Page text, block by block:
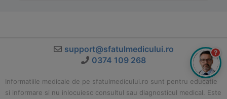
support@sfatulmedicului.ro
0374 109 268
Informatiile medicale de pe sfatulmedicului.ro sunt pentru educatie
si informare si nu inlocuiesc consultul sau diagnosticul medical. Este
?